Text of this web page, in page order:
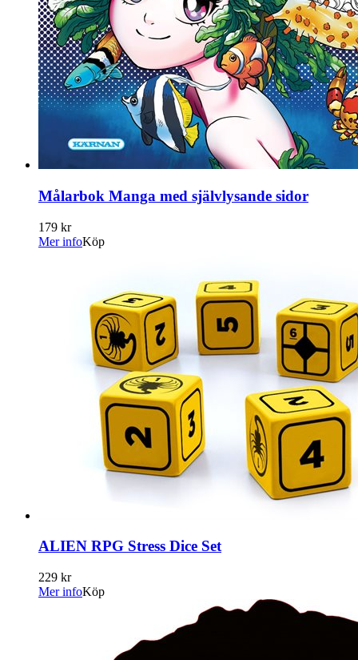
Målarbok Manga med självlysande sidor
179 kr
Mer infoKöp
ALIEN RPG Stress Dice Set
229 kr
Mer infoKöp